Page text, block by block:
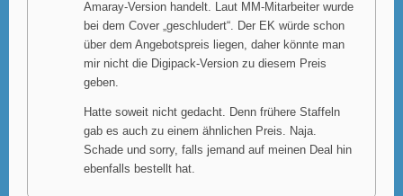
Amaray-Version handelt. Laut MM-Mitarbeiter wurde
bei dem Cover „geschludert“. Der EK würde schon
über dem Angebotspreis liegen, daher könnte man
mir nicht die Digipack-Version zu diesem Preis
geben.
Hatte soweit nicht gedacht. Denn frühere Staffeln
gab es auch zu einem ähnlichen Preis. Naja.
Schade und sorry, falls jemand auf meinen Deal hin
ebenfalls bestellt hat.